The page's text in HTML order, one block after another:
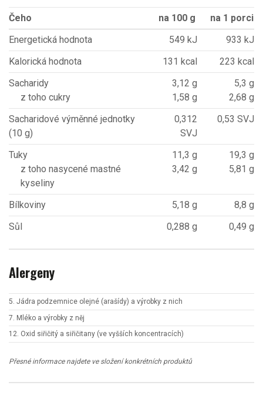
Čeho na 100 g
na 1 porci
Energetická hodnota
549 kJ
933 kJ
Kalorická hodnota
131 kcal
223 kcal
Sacharidy
z toho cukry
3,12 g
1,58 g
5,3 g
2,68 g
Sacharidové výměnné jednotky
(10 g)
0,312
SVJ
0,53 SVJ
Tuky
z toho nasycené mastné
kyseliny
11,3 g
3,42 g
19,3 g
5,81 g
Bílkoviny 5,18 g
8,8 g
Sůl
0,288 g 0,49 g
Alergeny
5. Jádra podzemnice olejné (arašídy) a výrobky z nich
7. Mléko a výrobky z něj
12. Oxid siřičitý a siřičitany (ve vyšších koncentracích)
Přesné informace najdete ve složení konkrétních produktů